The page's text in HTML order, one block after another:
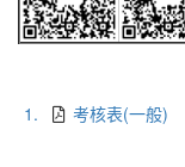
1. 考核表(一般)